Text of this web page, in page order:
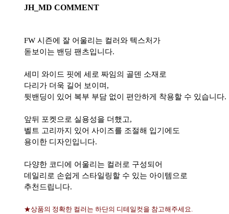
JH_MD COMMENT
FW 시즌에 잘 어울리는 컬러와 텍스처가
돋보이는 밴딩 팬츠입니다.
세미 와이드 핏에 세로 짜임의 골덴 소재로
다리가 더욱 길어 보이며,
뒷밴딩이 있어 복부 부담 없이 편안하게 착용할 수 있습니다.
앞뒤 포켓으로 실용성을 더했고,
벨트 고리까지 있어 사이즈를 조절해 입기에도
용이한 디자인입니다.
다양한 코디에 어울리는 컬러로 구성되어
데일리로 손쉽게 스타일링할 수 있는 아이템으로
추천드립니다.
★상품의 정확한 컬러는 하단의 디테일컷을 참고해주세요.